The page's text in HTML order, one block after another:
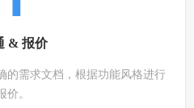
& 报价
的需求文档，根据功能风格进行
价。